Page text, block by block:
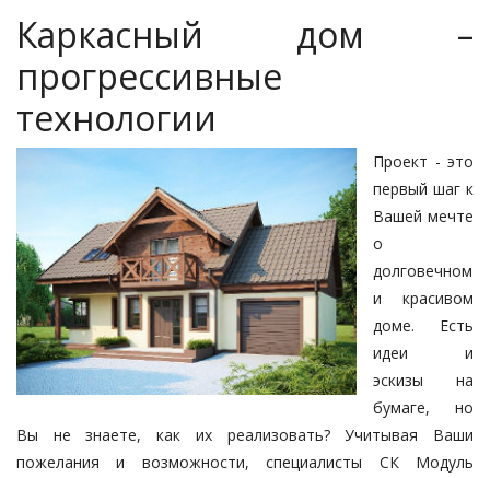
Каркасный дом –
прогрессивные
технологии
Проект - это
первый шаг к
Вашей мечте
о
долговечном
и красивом
доме. Есть
идеи и
эскизы на
бумаге, но
Вы не знаете, как их реализовать? Учитывая Ваши
пожелания и возможности, специалисты СК Модуль